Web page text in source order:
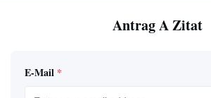
Antrag A Zitat
E-Mail *